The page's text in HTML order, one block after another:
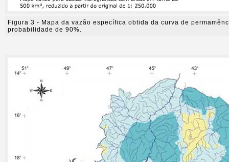
Figura 3 - Mapa da vazão específica obtida da curva de
probabilidade de 90%.